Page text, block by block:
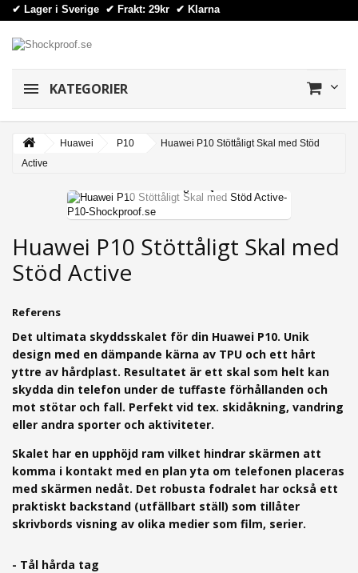
✔ Lager i Sverige ✔ Frakt: 29kr ✔ Klarna
KATEGORIER
Huawei P10
Huawei P10 Stöttåligt Skal med Stöd
Active
Huawei P10 Stöttåligt Skal med
Stöd Active
Referens
Det ultimata skyddsskalet för din Huawei P10. Unik
design med en dämpande kärna av TPU och ett hårt
yttre av hårdplast. Resultatet är ett skal som helt kan
skydda din telefon under de tuffaste förhållanden och
mot stötar och fall. Perfekt vid tex. skidåkning, vandring
eller andra sporter och aktiviteter.
Skalet har en upphöjd ram vilket hindrar skärmen att
komma i kontakt med en plan yta om telefonen placeras
med skärmen nedåt. Det robusta fodralet har också ett
praktiskt backstand (utfällbart ställ) som tillåter
skrivbords visning av olika medier som film, serier.
- Tål hårda tag